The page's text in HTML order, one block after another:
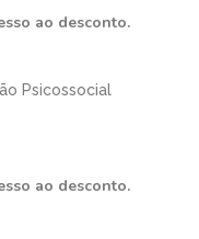
ao desconto.
Psicossocial
ao desconto.